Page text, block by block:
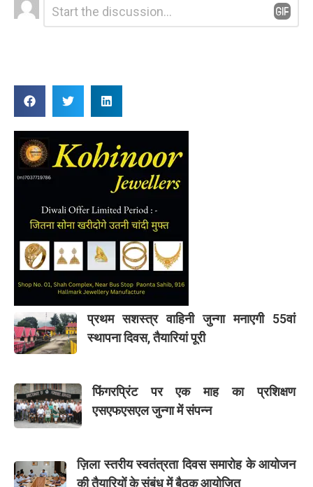
a
प्रथम सशस्त्र वाहिनी जुन्गा मनाएगी 55वां
स्थापना दिवस, तैयारियां पूरी
फिंगरप्रिंट पर एक माह का प्रशिक्षण
एसएफएसएल जुन्गा में संपन्न
ज़िला स्तरीय स्वतंत्रता दिवस समारोह के आयोजन
की तैयारियों के संबंध में बैठक आयोजित